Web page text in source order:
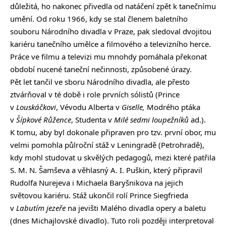
důležitá, ho nakonec přivedla od natáčení zpět k tanečnímu
umění. Od roku 1966, kdy se stal členem baletního
souboru Národního divadla v Praze, pak sledoval dvojitou
kariéru tanečního umělce a filmového a televizního herce.
Práce ve filmu a televizi mu mnohdy pomáhala překonat
období nucené taneční nečinnosti, způsobené úrazy.
Pět let tančil ve sboru Národního divadla, ale přesto
ztvárňoval v té době i role prvních sólistů (Prince
v Louskáčkovi, Vévodu Alberta v Giselle, Modrého ptáka
v Šípkové Růžence, Studenta v Milé sedmi loupežníků ad.).
K tomu, aby byl dokonale připraven pro tzv. první obor, mu
velmi pomohla půlroční stáž v Leningradě (Petrohradě),
kdy mohl studovat u skvělých pedagogů, mezi které patřila
S. M. N. Šamševa a věhlasný A. I. Puškin, který připravil
Rudolfa Nurejeva i Michaela Baryšnikova na jejich
světovou kariéru. Stáž ukončil rolí Prince Siegfrieda
v Labutím jezeře na jevišti Malého divadla opery a baletu
(dnes Michajlovské divadlo). Tuto roli později interpretoval